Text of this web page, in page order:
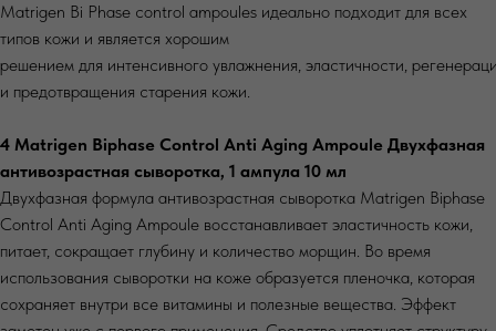
Matrigen Bi Phase control ampoules идеально подходит для всех
типов кожи и является хорошим
решением для интенсивного увлажнения, эластичности,
и предотвращения старения кожи.
4 Matrigen Biphase Control Anti Aging Ampoule Двухфазная
антивозрастная сыворотка, 1 ампула 10 мл
Двухфазная формула антивозрастная сыворотка Matrigen Biphase
Control Anti Aging Ampoule восстанавливает эластичность кожи,
питает, сокращает глубину и количество морщин. Во время
использования сыворотки на коже образуется пленочка, которая
сохраняет внутри все витамины и полезные вещества. Эффект